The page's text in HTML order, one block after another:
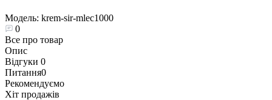
Модель: krem-sir-mlec1000
0
Все про товар
Опис
Відгуки 0
Питання0
Рекомендуємо
Хіт продажів